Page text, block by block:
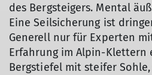
des Bergsteigers. Mental
Eine Seilsicherung ist
Generell nur für Experten
Erfahrung im Alpin-Klettern
Bergstiefel mit steifer